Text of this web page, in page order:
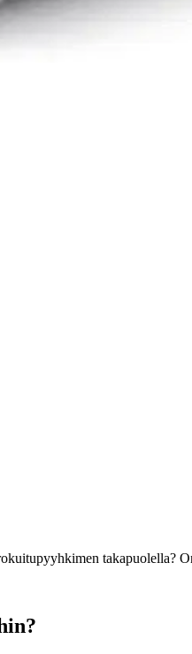
Niitä voivat kirjoittaa
takapuolella?